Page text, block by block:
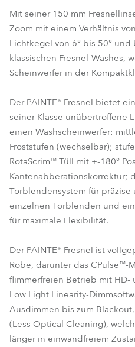
Mit seiner 150 mm
Zoom mit einem Verhältnis
Lichtkegel von 6° bis 50°
klassischen Fresnel-Washes,
Scheinwerfer in der
Der PAINTE® Fresnel bietet
seiner Klasse unübertroffene
einen Washscheinwerfer:
Froststufen (wechselbar);
RotaScrim™ Tüll mit +-180°
Kantenabberationskorrektur;
Torblendensystem für
einzelnen Torblenden und
für maximale Flexibilität.
Der PAINTE® Fresnel ist
Robe, darunter das CPulse™-
flimmerfreien Betrieb mit HD-
Low Light Linearity-
Ausdimmen bis zum
(Less Optical Cleaning),
länger in einwandfreiem